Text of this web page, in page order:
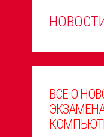
ВСЕ О
ЭКЗАМЕНА